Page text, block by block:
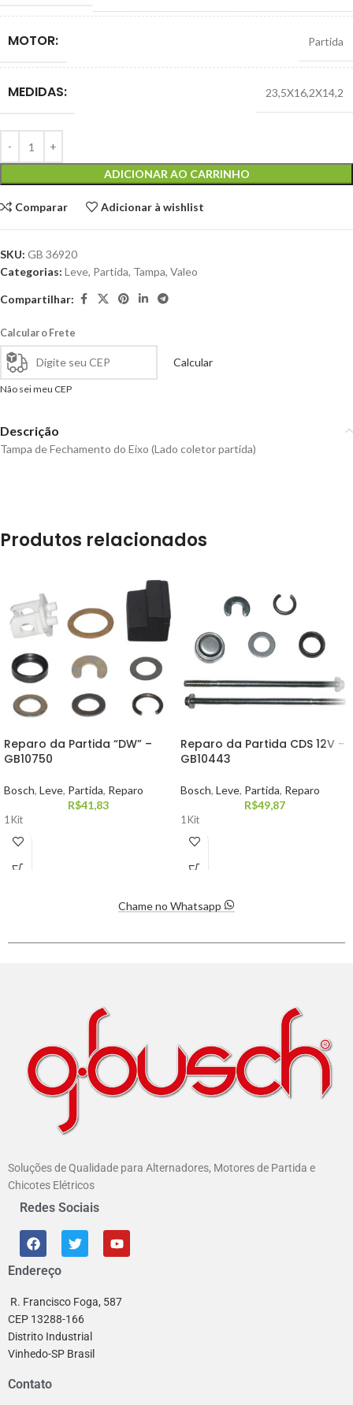
MOTOR: Partida
MEDIDAS: 23,5X16,2X14,2
ADICIONAR AO CARRINHO
Comparar Adicionar à wishlist
SKU: GB 36920
Categorias: Leve, Partida, Tampa, Valeo
Compartilhar:
Calcular o Frete
Calcular
Não sei meu CEP
Descrição
Tampa de Fechamento do Eixo (Lado coletor partida)
Produtos relacionados
Reparo da Partida “DW” –
GB10750
Bosch, Leve, Partida, Reparo
R$41,83
1 Kit
Reparo da Partida CDS 12V –
GB10443
Bosch, Leve, Partida, Reparo
R$49,87
1 Kit
Chame no Whatsapp
Soluções de Qualidade para Alternadores, Motores de Partida e
Chicotes Elétricos
Redes Sociais
Endereço
R. Francisco Foga, 587
CEP 13288-166
Distrito Industrial
Vinhedo-SP Brasil
Contato